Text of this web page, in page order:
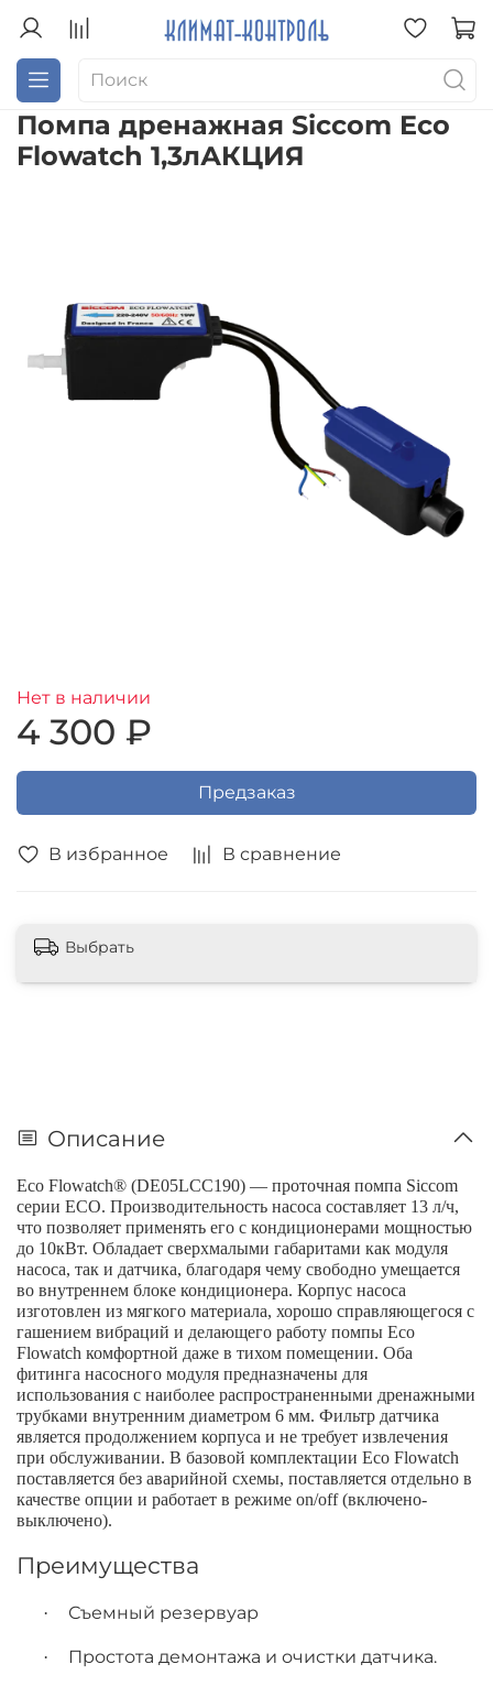
Помпа дренажная Siccom Eco
Flowatch 1,3лАКЦИЯ
В избранное В сравнение
Нет в наличии
4 300 ₽
Предзаказ
Выбрать
Описание
Eco Flowatch® (DE05LCC190) ― проточная помпа Siccom
серии ECO. Производительность насоса составляет 13 л/ч,
что позволяет применять его с кондиционерами мощностью
до 10кВт. Обладает сверхмалыми габаритами как модуля
насоса, так и датчика, благодаря чему свободно умещается
во внутреннем блоке кондиционера. Корпус насоса
изготовлен из мягкого материала, хорошо справляющегося с
гашением вибраций и делающего работу помпы Eco
Flowatch комфортной даже в тихом помещении. Оба
фитинга насосного модуля предназначены для
использования с наиболее распространенными дренажными
трубками внутренним диаметром 6 мм. Фильтр датчика
является продолжением корпуса и не требует извлечения
при обслуживании. В базовой комплектации Eco Flowatch
поставляется без аварийной схемы, поставляется отдельно в
качестве опции и работает в режиме on/off (включено-
выключено).
Преимущества
· Съемный резервуар
· Простота демонтажа и очистки датчика.